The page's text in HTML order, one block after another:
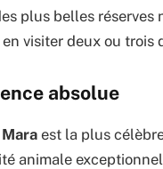
plus belles
visiter deux ou trois
absolue
est la plus
animale